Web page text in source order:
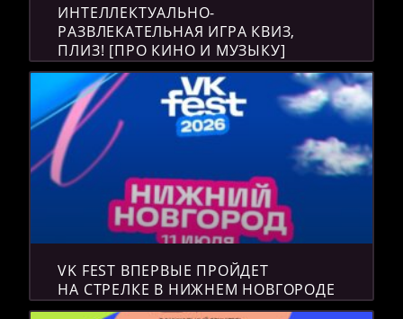
ИНТЕЛЛЕКТУАЛЬНО-
РАЗВЛЕКАТЕЛЬНАЯ ИГРА КВИЗ,
ПЛИЗ! [ПРО КИНО И МУЗЫКУ]
VK FEST ВПЕРВЫЕ ПРОЙДЕТ
НА СТРЕЛКЕ В НИЖНЕМ НОВГОРОДЕ